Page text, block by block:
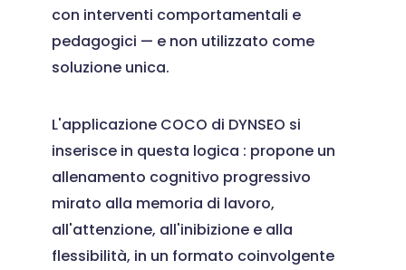
con interventi comportamentali e
pedagogici — e non utilizzato come
soluzione unica.
L'applicazione COCO di DYNSEO si
inserisce in questa logica : propone un
allenamento cognitivo progressivo
mirato alla memoria di lavoro,
all'attenzione, all'inibizione e alla
flessibilità, in un formato coinvolgente